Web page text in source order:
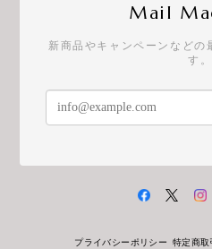
Mail
新商品やキャンペーンなどの
す。
プライバシーポリシー 特定商取